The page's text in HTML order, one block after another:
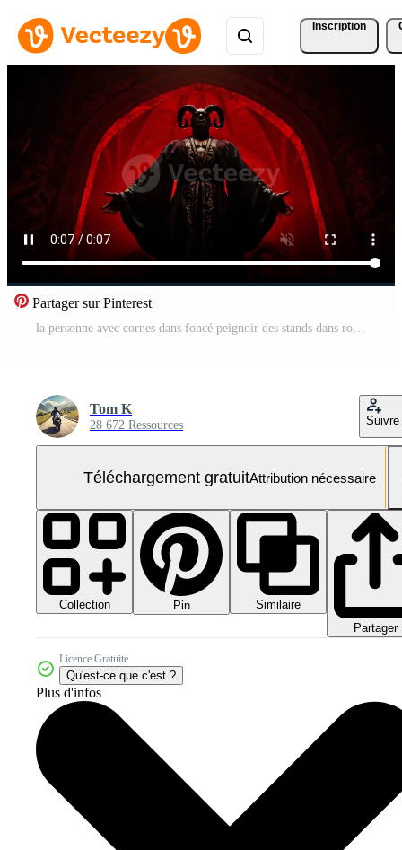
Inscription
Partager sur Pinterest
la personne avec cornes dans foncé peignoir des stands dans rouge lumière à l'intérieur un arcade Vidéo Gratuite
Tom K
28 672 Ressources Suivre
Téléchargement gratuitAttribution nécessaire
Collection Pin
Similaire
Partager
Licence Gratuite
Qu'est-ce que c'est ?
Plus d'infos